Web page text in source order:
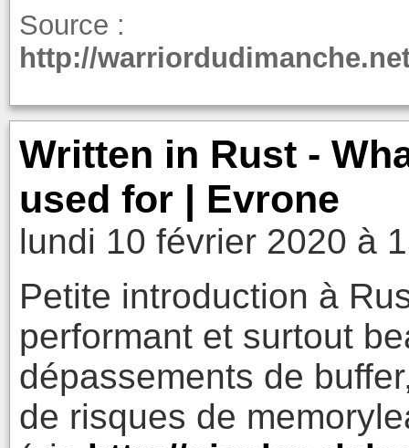
Source :
http://
Written in Rust -
used for | Evrone
lundi 10 février 2020 à
Petite introduction à
performant et surtout
dépassements de
de risques de